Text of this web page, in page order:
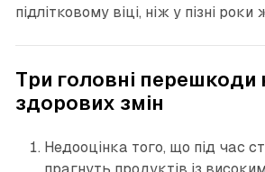
підлітковому віці, ніж у пізні роки
Три головні
здорових змін
Недооцінка того, що під час